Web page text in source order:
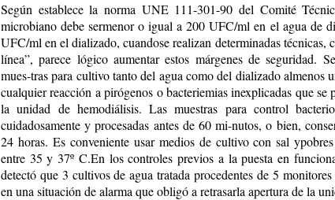
Según establece la norma UNE 111-301-90 del Comité
microbiano debe sermenor o igual a 200 UFC/ml en el agua de
UFC/ml en el dializado, cuandose realizan determinadas técnicas,
línea”, parece lógico aumentar estos márgenes de seguridad.
mues-tras para cultivo tanto del agua como del dializado almenos
cualquier reacción a pirógenos o bacteriemias inexplicadas que se
la unidad de hemodiálisis. Las muestras para control
cuidadosamente y procesadas antes de 60 mi-nutos, o bien,
24 horas. Es conveniente usar medios de cultivo con sal
entre 35 y 37º C.En los controles previos a la puesta en
detectó que 3 cultivos de agua tratada procedentes de 5
en una situación de alarma que obligó a retrasarla apertura de la